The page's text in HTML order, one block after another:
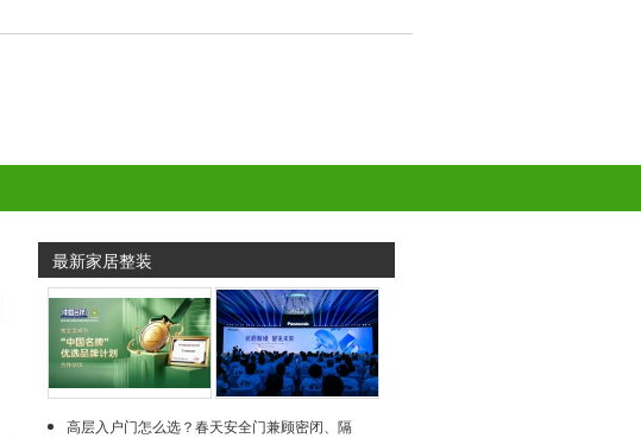
最新家居整装
高层入户门怎么选？春天安全门兼顾密闭、隔